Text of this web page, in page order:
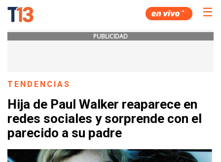
☰
PUBLICIDAD
TENDENCIAS
Hija de Paul Walker reaparece en
redes sociales y sorprende con el
parecido a su padre